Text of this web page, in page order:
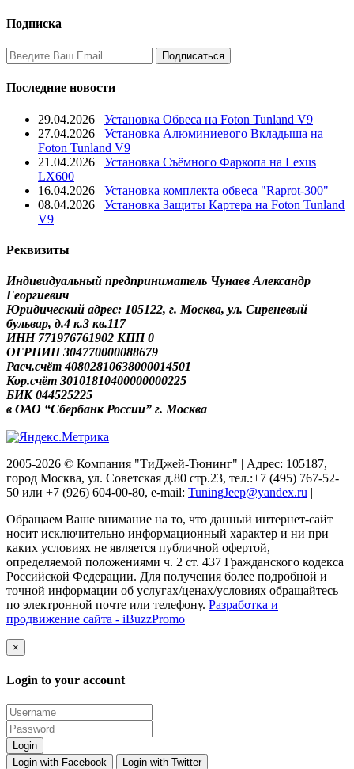
Подписка
Последние новости
29.04.2026
Установка Обвеса на Foton Tunland V9
27.04.2026
Установка Алюминиевого Вкладыша на
Foton Tunland V9
21.04.2026
Установка Съёмного Фаркопа на Lexus
LX600
16.04.2026
Установка комплекта обвеса "Raprot-300"
08.04.2026
Установка Защиты Картера на Foton Tunland
V9
Реквизиты
Индивидуальный предприниматель Чунаев Александр
Георгиевич
Юридический адрес: 105122, г. Москва, ул. Сиреневый
бульвар, д.4 к.3 кв.117
ИНН 771976761902 КПП 0
ОГРНИП 304770000088679
Расч.счёт 40802810638000014501
Кор.счёт 30101810400000000225
БИК 044525225
в ОАО “Сбербанк России” г. Москва
2005-2026 © Компания "ТиДжей-Тюнинг" | Адрес: 105187,
город Москва, ул. Советская д.80 стр.23, тел.:+7 (495) 767-52-
50 или +7 (926) 604-00-80, e-mail: TuningJeep@yandex.ru |
Обращаем Ваше внимание на то, что данный интернет-сайт
носит исключительно информационный характер и ни при
каких условиях не является публичной офертой,
определяемой положениями ч. 2 ст. 437 Гражданского кодекса
Российской Федерации. Для получения более подробной и
точной информации об услугах/ценах/условиях обращайтесь
по электронной почте или телефону. Разработка и
продвижение сайта - iBuzzPromo
×
Login to your account
Login with Facebook
Login with Twitter